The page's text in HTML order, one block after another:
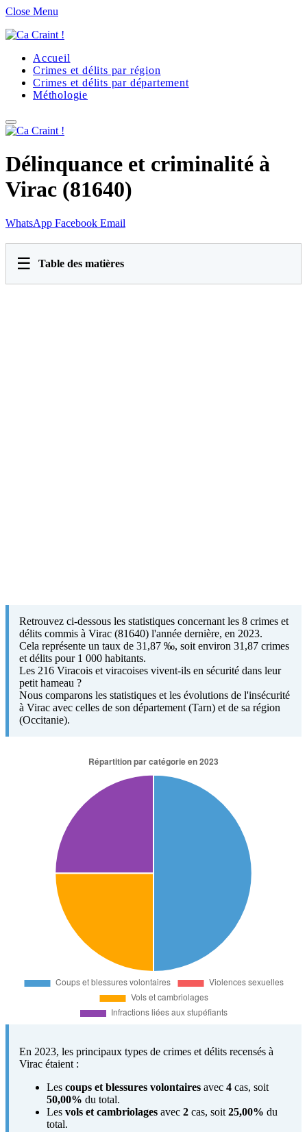
Close Menu
Accueil
Crimes et délits par région
Crimes et délits par département
Méthologie
Délinquance et criminalité à
Virac (81640)
WhatsApp Facebook Email
☰ Table des matières
Retrouvez ci-dessous les statistiques concernant les 8 crimes et
délits commis à Virac (81640) l'année dernière, en 2023.
Cela représente un taux de 31,87 ‰, soit environ 31,87 crimes
et délits pour 1 000 habitants.
Les 216 Viracois et viracoises vivent-ils en sécurité dans leur
petit hameau ?
Nous comparons les statistiques et les évolutions de l'insécurité
à Virac avec celles de son département (Tarn) et de sa région
(Occitanie).
En 2023, les principaux types de crimes et délits recensés à
Virac étaient :
Les coups et blessures volontaires avec 4 cas, soit
50,00% du total.
Les vols et cambriolages avec 2 cas, soit 25,00% du
total.